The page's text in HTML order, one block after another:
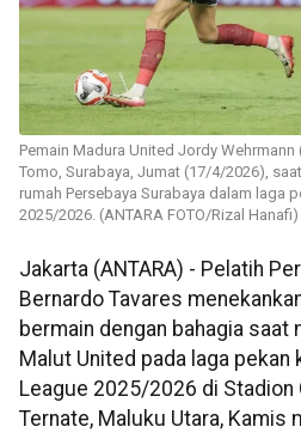
Pemain Madura United Jordy
Tomo, Surabaya, Jumat (17/4/2026),
rumah Persebaya Surabaya dalam laga
2025/2026. (ANTARA FOTO/Rizal Hanafi)
Jakarta (ANTARA) - Pelatih
Bernardo Tavares
bermain dengan bahagia saat
Malut United pada laga pekan
League 2025/2026 di Stadion
Ternate, Maluku Utara, Kamis